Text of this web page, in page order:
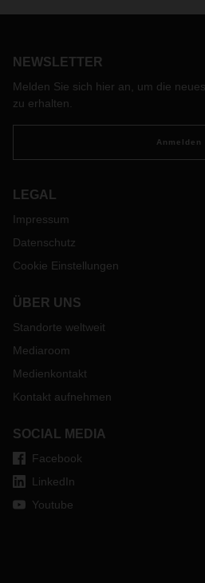
DACHSER Air & Sea Logistics
Frankfurt sowie Frankfurt –
NEWSLETTER
Melden Sie sich hier an, um die
zu erhalten.
Anmelden
LEGAL
Impressum
Datenschutz
Cookie Einstellungen
ÜBER UNS
Standorte weltweit
Mediaroom
Medienkontakt
Kontakt aufnehmen
SOCIAL MEDIA
Facebook
LinkedIn
Youtube